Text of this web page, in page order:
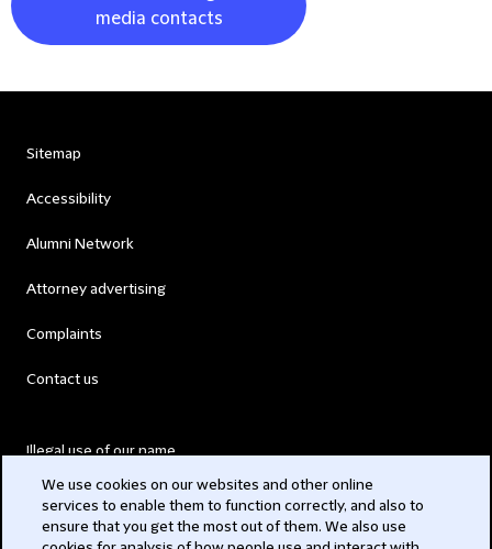
media contacts
Sitemap
Accessibility
Alumni Network
Attorney advertising
Complaints
Contact us
Illegal use of our name
Modern Slavery Act
We use cookies on our websites and other online
services to enable them to function correctly, and also to
ensure that you get the most out of them. We also use